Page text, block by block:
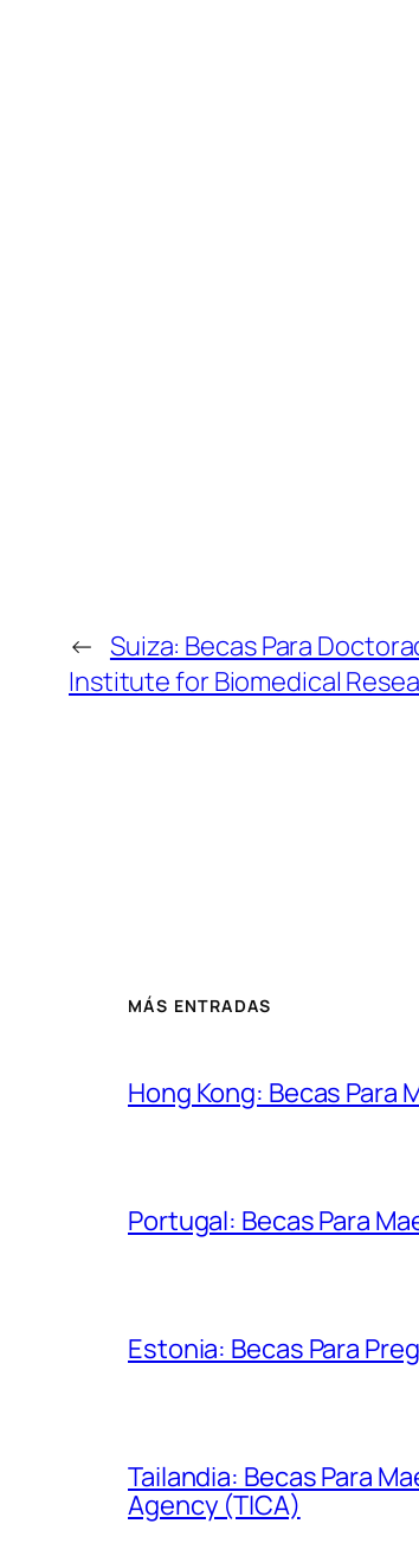
← Suiza: Becas Para
Institute for Biomedical
MÁS ENTRADAS
Hong Kong: Becas Para
Portugal: Becas Para
Estonia: Becas Para
Tailandia: Becas Para
Agency (TICA)